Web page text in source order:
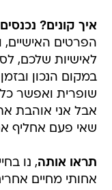
איך קונים?
הפרטים
לאישיות שלכם,
במקום הנכון
שופרית ואפשר
אבל אני אוהבת
שאי פעם אחליף
תראו אותה, נו
אחותי מחיים